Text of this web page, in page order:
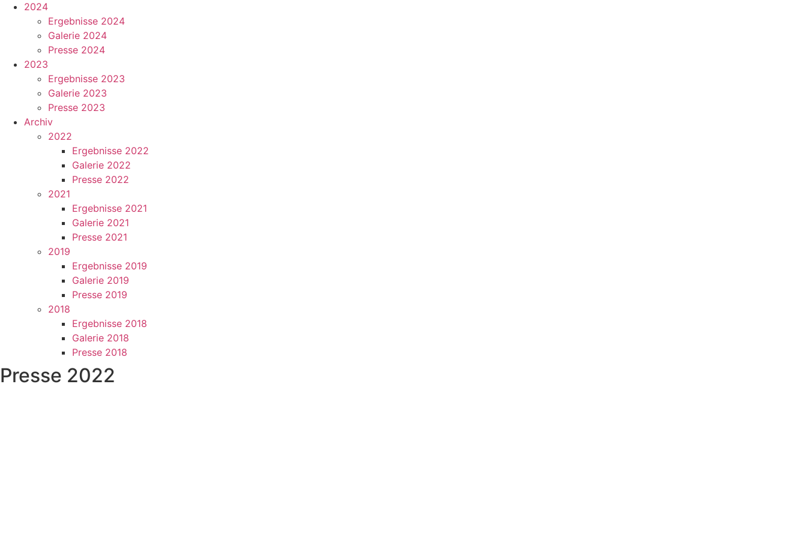
2024
Ergebnisse 2024
Galerie 2024
Presse 2024
2023
Ergebnisse 2023
Galerie 2023
Presse 2023
Archiv
2022
Ergebnisse 2022
Galerie 2022
Presse 2022
2021
Ergebnisse 2021
Galerie 2021
Presse 2021
2019
Ergebnisse 2019
Galerie 2019
Presse 2019
2018
Ergebnisse 2018
Galerie 2018
Presse 2018
Presse 2022